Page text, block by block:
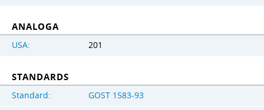
ANALOGA
USA: 201
STANDARDS
Standard:
GOST 1583-93